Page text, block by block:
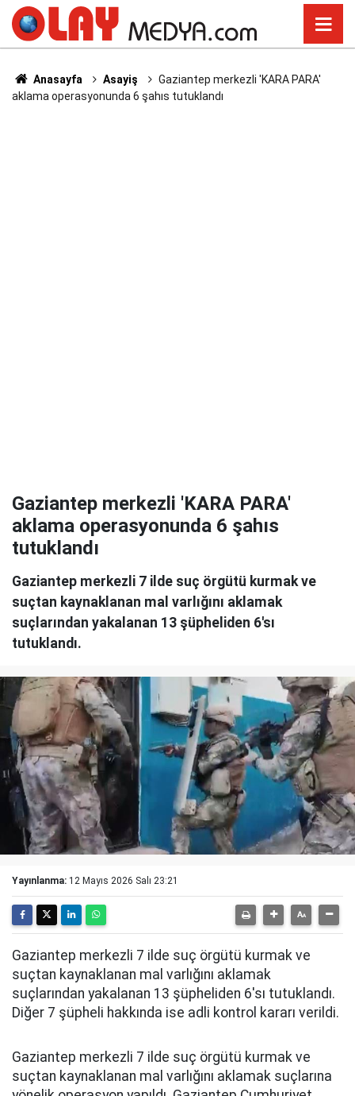
Anasayfa Asayiş
Gaziantep merkezli 'KARA PARA'
aklama operasyonunda 6 şahıs tutuklandı
Gaziantep merkezli 'KARA PARA'
aklama operasyonunda 6 şahıs
tutuklandı
Gaziantep merkezli 7 ilde suç örgütü kurmak ve
suçtan kaynaklanan mal varlığını aklamak
suçlarından yakalanan 13 şüpheliden 6'sı
tutuklandı.
Yayınlanma: 12 Mayıs 2026 Salı 23:21
Gaziantep merkezli 7 ilde suç örgütü kurmak ve
suçtan kaynaklanan mal varlığını aklamak
suçlarından yakalanan 13 şüpheliden 6'sı tutuklandı.
Diğer 7 şüpheli hakkında ise adli kontrol kararı verildi.
Gaziantep merkezli 7 ilde suç örgütü kurmak ve
suçtan kaynaklanan mal varlığını aklamak suçlarına